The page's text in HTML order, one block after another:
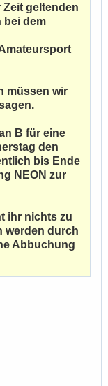
Zeit geltenden
bei dem
müssen wir
B für eine
den
bis Ende
NEON zur
ihr nichts zu
werden durch
Abbuchung